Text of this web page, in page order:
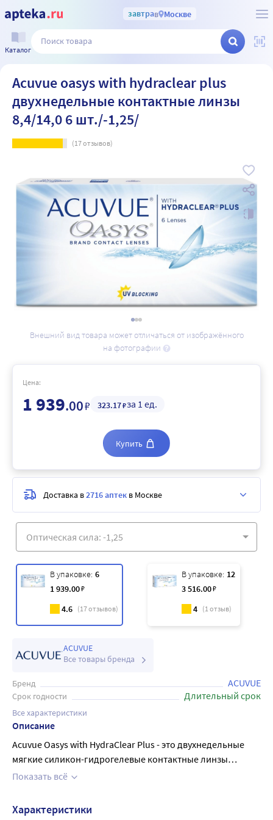
завтрав Москве
Каталог
Acuvue oasys with hydraclear plus
двухнедельные контактные линзы
8,4/14,0 6 шт./-1,25/
(17отзывов)
Внешний вид товара может отличаться от изображённого
на фотографии
В упаковке: 6
1 939.00₽
4.6 (17отзывов)
В упаковке: 12
3 516.00₽
4 (1отзыв)
ACUVUE
Все товары бренда
Бренд ACUVUE
Срок годности Длительный срок
Все характеристики
Описание
Acuvue Oasys with HydraClear Plus - это двухнедельные
мягкие силикон-гидрогелевые контактные линзы
предназначены для дневного или пролонгированного
рефракционной аметропии (близорукости и
дальнозоркости) у пациентов, не страдающих
Показать всё
Цена:
1 939.00₽ 323.17₽за 1 ед.
Купить
Доставка в2716 аптек в Москве
Характеристики